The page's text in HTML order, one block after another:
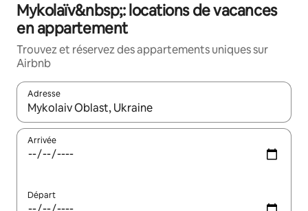
Mykolaïv&nbsp;: locations de vacances
en appartement
Trouvez et réservez des appartements uniques sur
Airbnb
Adresse
Lorsque les résultats s'affichent, utilisez les flèches vers le
Arrivée
Départ